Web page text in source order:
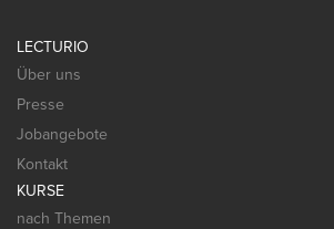
LECTURIO
Über uns
Presse
Jobangebote
Kontakt
KURSE
nach Themen